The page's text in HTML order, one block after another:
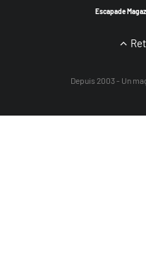
Escapade
Depuis 2003 - Un